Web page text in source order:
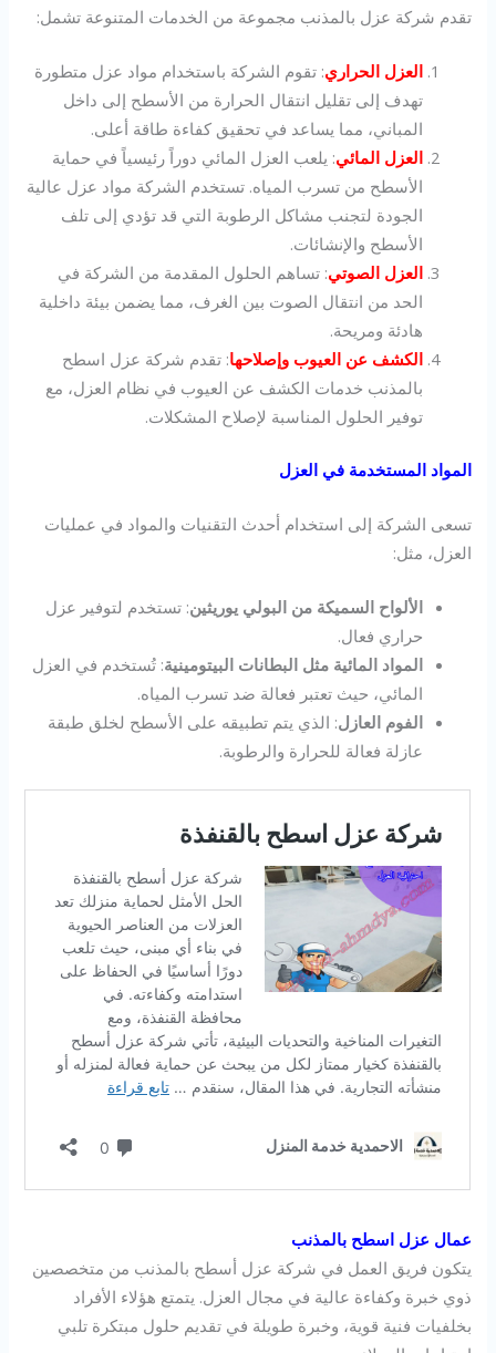
تقدم شركة عزل بالمذنب مجموعة من الخدمات المتنوعة تشمل:
العزل الحراري: تقوم الشركة باستخدام مواد عزل متطورة
تهدف إلى تقليل انتقال الحرارة من الأسطح إلى داخل
المباني، مما يساعد في تحقيق كفاءة طاقة أعلى.
العزل المائي: يلعب العزل المائي دوراً رئيسياً في حماية
الأسطح من تسرب المياه. تستخدم الشركة مواد عزل عالية
الجودة لتجنب مشاكل الرطوبة التي قد تؤدي إلى تلف
الأسطح والإنشائات.
العزل الصوتي: تساهم الحلول المقدمة من الشركة في
الحد من انتقال الصوت بين الغرف، مما يضمن بيئة داخلية
هادئة ومريحة.
الكشف عن العيوب وإصلاحها: تقدم شركة عزل اسطح
بالمذنب خدمات الكشف عن العيوب في نظام العزل، مع
توفير الحلول المناسبة لإصلاح المشكلات.
المواد المستخدمة في العزل
تسعى الشركة إلى استخدام أحدث التقنيات والمواد في عمليات
العزل، مثل:
الألواح السميكة من البولي يوريثين: تستخدم لتوفير عزل
حراري فعال.
المواد المائية مثل البطانات البيتومينية: تُستخدم في العزل
المائي، حيث تعتبر فعالة ضد تسرب المياه.
الفوم العازل: الذي يتم تطبيقه على الأسطح لخلق طبقة
عازلة فعالة للحرارة والرطوبة.
عمال عزل اسطح بالمذنب
يتكون فريق العمل في شركة عزل أسطح بالمذنب من متخصصين
ذوي خبرة وكفاءة عالية في مجال العزل. يتمتع هؤلاء الأفراد
بخلفيات فنية قوية، وخبرة طويلة في تقديم حلول مبتكرة تلبي